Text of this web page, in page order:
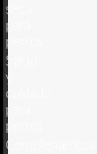
seca
para
perros
Salud
y
cuidado
para
perros
Complementos